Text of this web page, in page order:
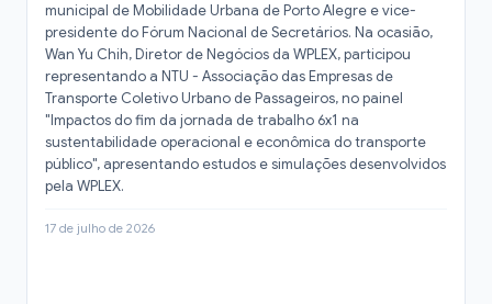
municipal de Mobilidade Urbana de Porto Alegre e vice-
presidente do Fórum Nacional de Secretários. Na ocasião,
Wan Yu Chih, Diretor de Negócios da WPLEX, participou
representando a NTU - Associação das Empresas de
Transporte Coletivo Urbano de Passageiros, no painel
"Impactos do fim da jornada de trabalho 6x1 na
sustentabilidade operacional e econômica do transporte
público", apresentando estudos e simulações desenvolvidos
pela WPLEX.
17 de julho de 2026